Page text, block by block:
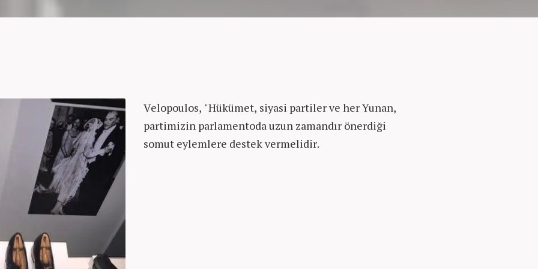
Velopoulos, "Hükümet, siyasi partiler ve her Yunan,
partimizin parlamentoda uzun zamandır önerdiği
somut eylemlere destek vermelidir.